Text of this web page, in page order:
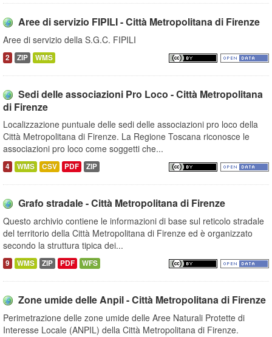
Aree di servizio FIPILI - Città Metropolitana di Firenze
Aree di servizio della S.G.C. FIPILI
2 ZIP WMS
Sedi delle associazioni Pro Loco - Città Metropolitana
di Firenze
Localizzazione puntuale delle sedi delle associazioni pro loco della
Città Metropolitana di Firenze. La Regione Toscana riconosce le
associazioni pro loco come soggetti che...
4 WMS CSV PDF ZIP
Grafo stradale - Città Metropolitana di Firenze
Questo archivio contiene le informazioni di base sul reticolo stradale
del territorio della Città Metropolitana di Firenze ed è organizzato
secondo la struttura tipica dei...
9 WMS ZIP PDF WFS
Zone umide delle Anpil - Città Metropolitana di Firenze
Perimetrazione delle zone umide delle Aree Naturali Protette di
Interesse Locale (ANPIL) della Città Metropolitana di Firenze.